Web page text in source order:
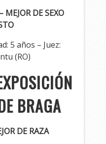
MEJOR DE SEXO
5 años – Juez:
(RO)
BRAGA
DE RAZA